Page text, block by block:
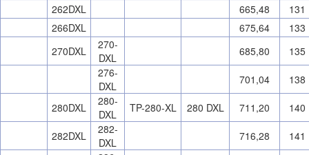
262DXL
665,48
131
266DXL
675,64
133
270DXL
270-
DXL
685,80
135
276-
DXL
701,04 138
280DXL
280-
DXL
TP-280-XL 280 DXL 711,20 140
282DXL
282-
DXL
716,28
141